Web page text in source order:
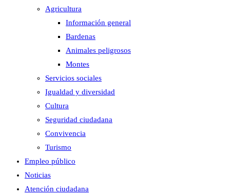
Agricultura
Información general
Bardenas
Animales peligrosos
Montes
Servicios sociales
Igualdad y diversidad
Cultura
Seguridad ciudadana
Convivencia
Turismo
Empleo público
Noticias
Atención ciudadana